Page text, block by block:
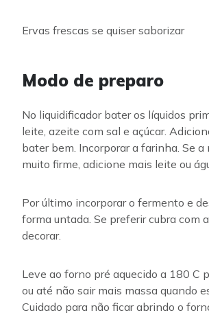
Ervas frescas se quiser saborizar
Modo de preparo
No liquidificador bater os líquidos
leite, azeite com sal e açúcar.
bater bem. Incorporar a farinha. Se a
muito firme, adicione mais leite ou
Por último incorporar o fermento e
forma untada. Se preferir cubra com
decorar.
Leve ao forno pré aquecido a 180 C
ou até não sair mais massa quando
Cuidado para não ficar abrindo o